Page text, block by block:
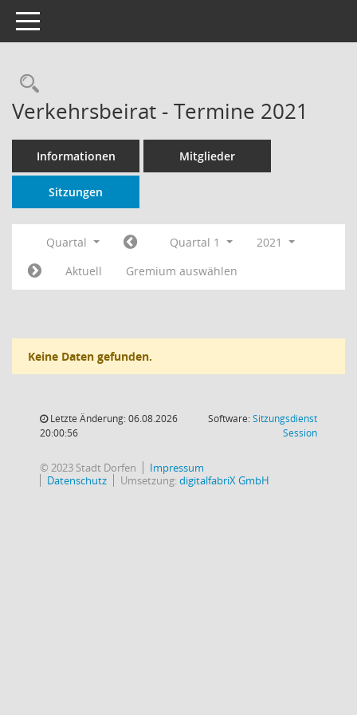
Toggle navigation
Rechercheauswahl
Verkehrsbeirat - Termine 2021
Informationen Mitglieder
Sitzungen
Quartal Quartal 1
2021
Aktuell
Gremium auswählen
Keine Daten gefunden.
Letzte Änderung: 06.08.2026
20:00:56
Software:Sitzungsdienst
Session(Wird in
© 2023 Stadt Dorfen
Impressum
Datenschutz
Umsetzung:digitalfabriX GmbH